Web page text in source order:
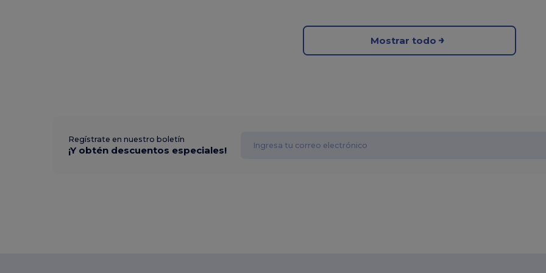
Mostrar todo
Regístrate en nuestro boletín
¡Y obtén descuentos especiales!